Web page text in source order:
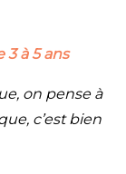
à 5 ans
on pense à
c’est bien